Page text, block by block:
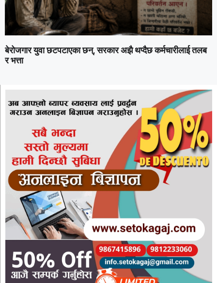
बेरोजगार युवा छटपटाएका छन्, सरकार अझै थप्दैछ कर्मचारीलाई तलब
र भत्ता